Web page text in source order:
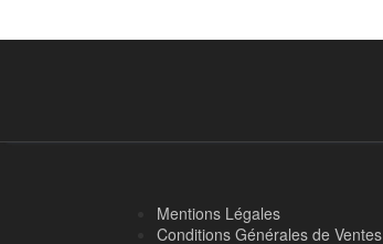
Mentions Légales
Conditions Générales de Ventes